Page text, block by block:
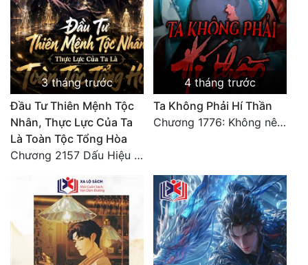
3 tháng trước
Đầu Tư Thiên Mệnh Tộc
Nhân, Thực Lực Của Ta
Là Toàn Tộc Tổng Hòa
Chương 2157 Dấu Hiệu Đại Kiếp
4 tháng trước
Ta Không Phải Hí Thần
Chương 1776: Không nên để lại bất kỳ tiếc nuối nào